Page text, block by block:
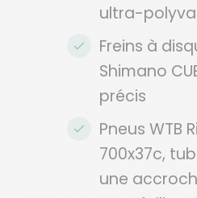
ultra-
Freins à
Shimano
précis
Pneus WTB
700x37c,
une